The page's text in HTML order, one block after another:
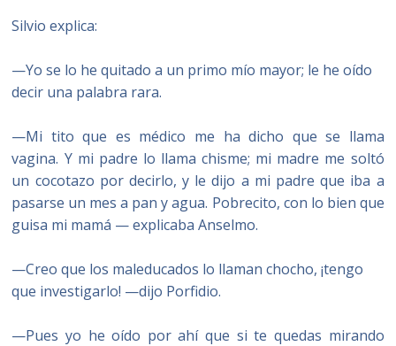
Silvio explica:
—Yo se lo he quitado a un primo mío mayor; le he oído
decir una palabra rara.
—Mi tito que es médico me ha dicho que se llama
vagina. Y mi padre lo llama chisme; mi madre me soltó
un cocotazo por decirlo, y le dijo a mi padre que iba a
pasarse un mes a pan y agua. Pobrecito, con lo bien que
guisa mi mamá — explicaba Anselmo.
—Creo que los maleducados lo llaman chocho, ¡tengo
que investigarlo! —dijo Porfidio.
—Pues yo he oído por ahí que si te quedas mirando